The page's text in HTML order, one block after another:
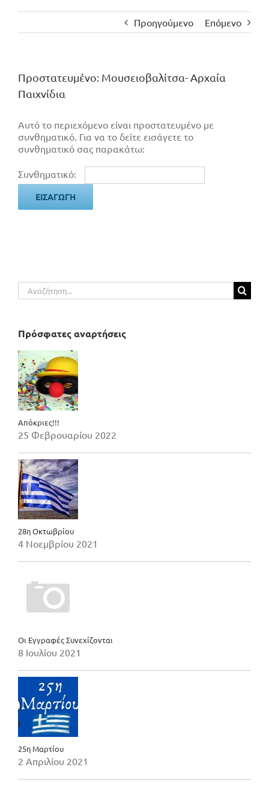
Προηγούμενο Επόμενο
Πρoστατευμένο: Μουσειοβαλίτσα- Αρχαία
Παιχνίδια
Αυτό το περιεχόμενο είναι προστατευμένο με
συνθηματικό. Για να το δείτε εισάγετε το
συνθηματικό σας παρακάτω:
Συνθηματικό:
Αναζήτηση
για:
Πρόσφατες αναρτήσεις
Απόκριες!!!
25 Φεβρουαρίου 2022
28η Οκτωβρίου
4 Νοεμβρίου 2021
Οι Εγγραφές Συνεχίζονται
8 Ιουλίου 2021
25η Μαρτίου
2 Απριλίου 2021